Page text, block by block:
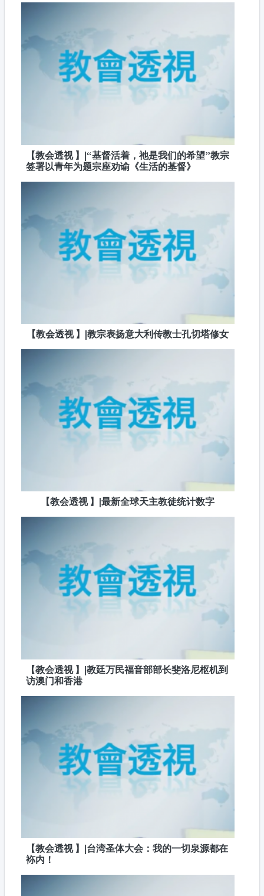
【教会透视 】|“基督活着，祂是我们的希望”教宗
签署以青年为题宗座劝谕《生活的基督》
【教会透视 】|教宗表扬意大利传教士孔切塔修女
【教会透视 】|最新全球天主教徒统计数字
【教会透视 】|教廷万民福音部部长斐洛尼枢机到
访澳门和香港
【教会透视 】|台湾圣体大会：我的一切泉源都在
袮内！